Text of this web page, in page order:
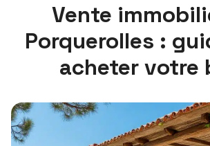
Vente
Porquerolles :
acheter votre